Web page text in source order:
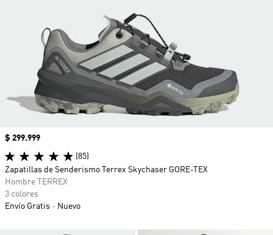
Precio
$ 299.999
(85)
Zapatillas de Senderismo Terrex Skychaser GORE-TEX
Hombre TERREX
3 colores
Envío Gratis
Nuevo